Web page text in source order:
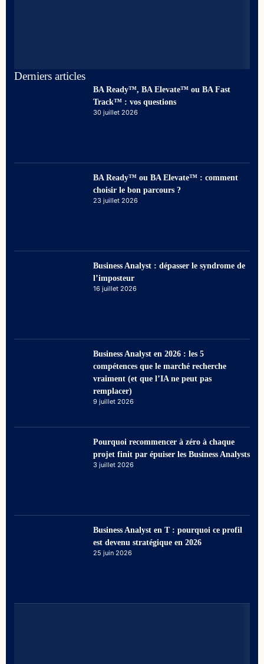
Derniers articles
BA Ready™, BA Elevate™ ou BA Fast
Track™ : vos questions
30 juillet 2026
BA Ready™ ou BA Elevate™ : comment
choisir le bon parcours ?
23 juillet 2026
Business Analyst : dépasser le syndrome de
l’imposteur
16 juillet 2026
Business Analyst en 2026 : les 5
compétences que le marché recherche
vraiment (et que l’IA ne peut pas
remplacer)
9 juillet 2026
Pourquoi recommencer à zéro à chaque
projet finit par épuiser les Business Analysts
3 juillet 2026
Business Analyst en T : pourquoi ce profil
est devenu stratégique en 2026
25 juin 2026